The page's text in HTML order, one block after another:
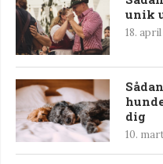
unik
18. april
dig
10.